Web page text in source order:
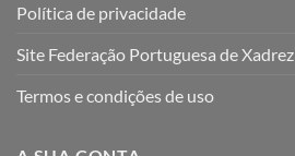
Política de privacidade
Site Federação Portuguesa de Xadrez
Termos e condições de uso